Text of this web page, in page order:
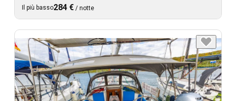
Il più basso284 € / notte